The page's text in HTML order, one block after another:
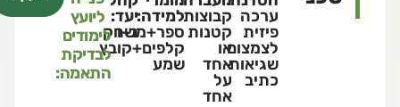
ערכה
פיזית
לצמצום
שגיאות
כתיב
קבוצות
קטנות
או
אחד
על
אחד
למידה:
ספר+משחק
קלפים+קובץ
שמע
יעד:
ב-ו
ליועץ
לימודים
לבדיקת
התאמה: